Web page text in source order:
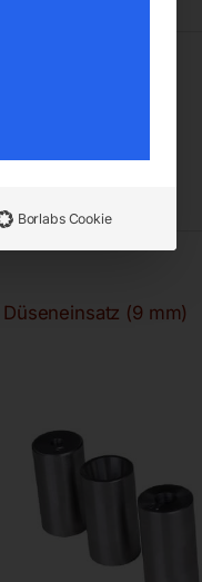
Düseneinsatz (9 mm)
Borlabs Cookie